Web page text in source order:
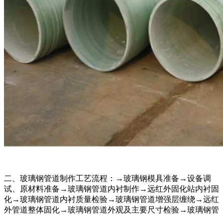
二、玻璃钢管道制作工艺流程：→玻璃钢模具准备→设备调
试、原材料准备→玻璃钢管道内衬制作→远红外固化站内衬固
化→玻璃钢管道内衬质量检验→玻璃钢管道增强层缠绕→远红
外管道整体固化→玻璃钢管道外观及主要尺寸检验→玻璃钢管